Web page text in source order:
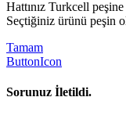
Hattınız Turkcell
Seçtiğiniz ürünü peşin
Tamam
ButtonIcon
Sorunuz İletildi.